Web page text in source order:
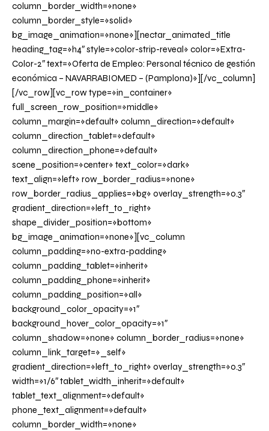
column_border_width=»none»
column_border_style=»solid»
bg_image_animation=»none»][nectar_animated_title
heading_tag=»h4″ style=»color-strip-reveal» color=»Extra-
Color-2″ text=»Oferta de Empleo: Personal técnico de gestión
económica – NAVARRABIOMED – (Pamplona)»][/vc_column]
[/vc_row][vc_row type=»in_container»
full_screen_row_position=»middle»
column_margin=»default» column_direction=»default»
column_direction_tablet=»default»
column_direction_phone=»default»
scene_position=»center» text_color=»dark»
text_align=»left» row_border_radius=»none»
row_border_radius_applies=»bg» overlay_strength=»0.3″
gradient_direction=»left_to_right»
shape_divider_position=»bottom»
bg_image_animation=»none»][vc_column
column_padding=»no-extra-padding»
column_padding_tablet=»inherit»
column_padding_phone=»inherit»
column_padding_position=»all»
background_color_opacity=»1″
background_hover_color_opacity=»1″
column_shadow=»none» column_border_radius=»none»
column_link_target=»_self»
gradient_direction=»left_to_right» overlay_strength=»0.3″
width=»1/6″ tablet_width_inherit=»default»
tablet_text_alignment=»default»
phone_text_alignment=»default»
column_border_width=»none»